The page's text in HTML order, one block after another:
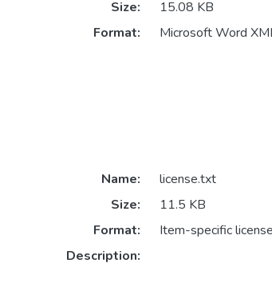
Size:
15.08 KB
Format:
Microsoft Word
Name:
license.txt
Size:
11.5 KB
Format:
Item-specific
Description: